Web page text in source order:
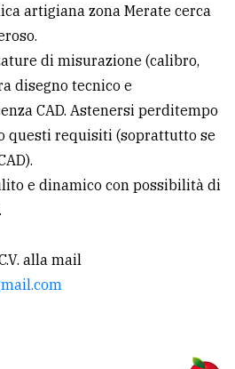
artigiana zona Merate cerca
di misurazione (calibro,
disegno tecnico e
CAD. Astenersi perditempo
questi requisiti (soprattutto se
e dinamico con possibilità di
alla mail